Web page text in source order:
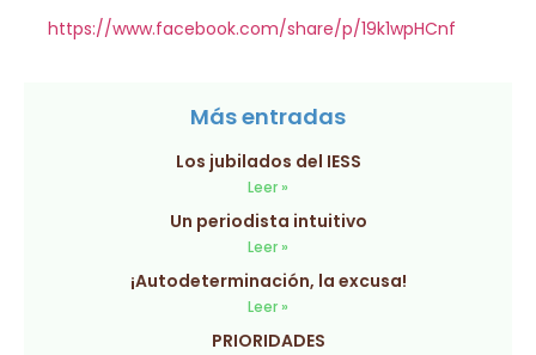
https://www.facebook.com/share/p/19k1wpHCnf
Más entradas
Los jubilados del IESS
Leer »
Un periodista intuitivo
Leer »
¡Autodeterminación, la excusa!
Leer »
PRIORIDADES